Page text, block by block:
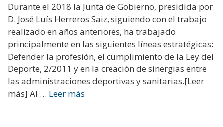
Durante el 2018 la Junta de Gobierno, presidida por
D. José Luís Herreros Saiz, siguiendo con el trabajo
realizado en años anteriores, ha trabajado
principalmente en las siguientes líneas estratégicas:
Defender la profesión, el cumplimiento de la Ley del
Deporte, 2/2011 y en la creación de sinergias entre
las administraciones deportivas y sanitarias.[Leer
más] Al … Leer más